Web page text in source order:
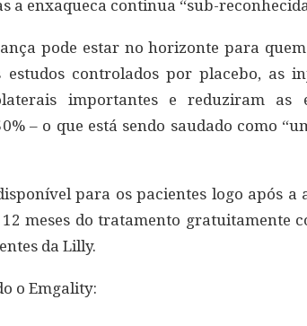
a enxaqueca continua “sub-
pode estar no horizonte para quem
controlados por placebo, as
importantes e reduziram as
– o que está sendo saudado como
para os pacientes logo após a
meses do tratamento gratuitamente
da Lilly.
o Emgality: